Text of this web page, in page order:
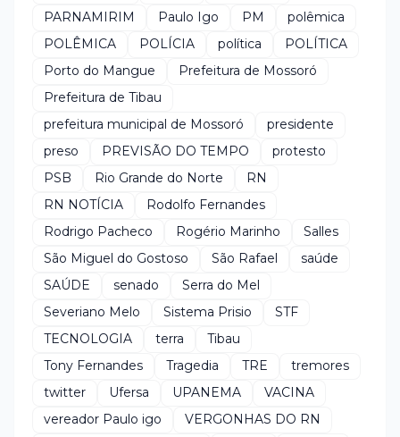
PARNAMIRIM
Paulo Igo PM
polêmica
POLÊMICA
POLÍCIA política
POLÍTICA
Porto do Mangue
Prefeitura de Mossoró
Prefeitura de Tibau
prefeitura municipal de Mossoró
presidente
preso
PREVISÃO DO TEMPO
protesto
PSB
Rio Grande do Norte
RN
RN NOTÍCIA
Rodolfo Fernandes
Rodrigo Pacheco
Rogério Marinho
Salles
São Miguel do Gostoso
São Rafael
saúde
SAÚDE
senado
Serra do Mel
Severiano Melo
Sistema Prisio
STF
TECNOLOGIA
terra
Tibau
Tony Fernandes
Tragedia TRE
tremores
twitter
Ufersa UPANEMA
VACINA
vereador Paulo igo
VERGONHAS DO RN